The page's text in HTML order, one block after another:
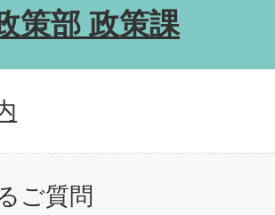
策部 政策課
ご質問